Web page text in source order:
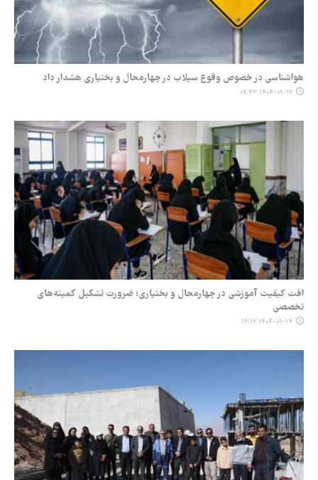
هواشناسی در خصوص وقوع سیلاب در چهارمحال و بختیاری هشدار داد
۱۴۰۴-۰۹-۱۷ ۰۷:۴۳
افت کیفیت آموزشی در چهارمحال و بختیاری؛ ضرورت تشکیل کمیته‌های
تخصصی
۱۴۰۴-۰۹-۱۴ ۱۲:۱۲